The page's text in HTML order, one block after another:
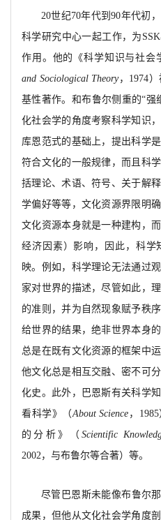
20世纪70年代到90年代初
科学研究中心一起工作，为
作用。他的《科学知识与社会
and Sociological Theory， 1974
基性著作。和布鲁尔侧重的“强
化社会学的角度考察科学知识
库恩范式的基础上，提出科学
符合文化的一般规律，而且科
括理论、术语、符号、 关于解
学偏好等等，文化资源界限明
文化资源本身就是一种建构，
经济因素）影响，因此，科学
映。例如，科学理论无法通过
家对世界的描述，尽管如此，
的准则，并为自然现象赋予秩
给世界的结果，绝非世界本身
总是在既有文化资源的框架中
他文化总是相互交融、密不可
化史。此外，巴恩斯有关科学
看科学》（About Science ，
的分析》（Scientific
2002，与布鲁尔等合著）等。
尽管巴恩斯未能像布鲁尔
成果，但他从文化社会学角度